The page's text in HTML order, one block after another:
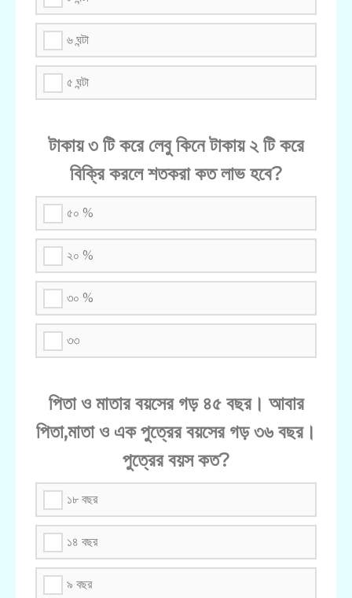
৬ ঘন্টা
৫ ঘন্টা
টাকায় ৩ টি করে লেবু কিনে টাকায় ২ টি করে
বিক্রি করলে শতকরা কত লাভ হবে?
৫০ %
২০ %
৩০ %
৩৩
পিতা ও মাতার বয়সের গড় ৪৫ বছর। আবার
পিতা,মাতা ও এক পুত্রের বয়সের গড় ৩৬ বছর।
পুত্রের বয়স কত?
১৮ বছর
১৪ বছর
৯ বছর